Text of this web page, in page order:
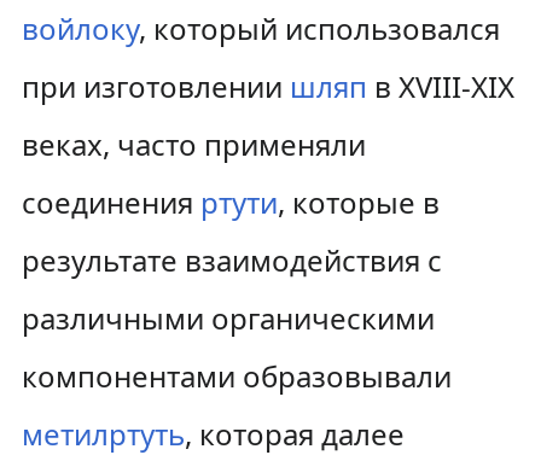
войлоку, который использовался
при изготовлении шляп в XVIII-XIX
веках, часто применяли
соединения ртути, которые в
результате взаимодействия с
различными органическими
компонентами образовывали
метилртуть, которая далее